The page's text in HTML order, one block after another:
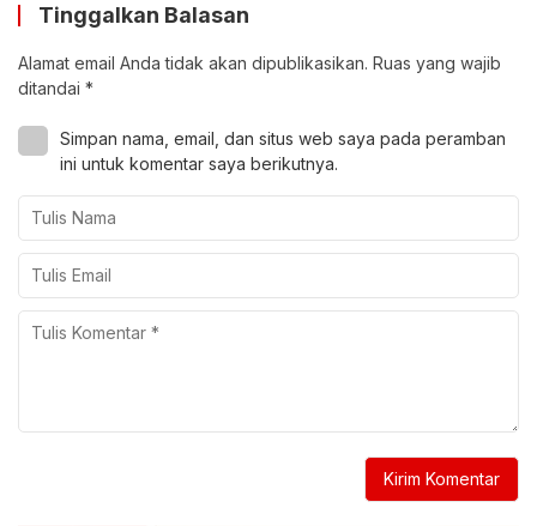
Tinggalkan Balasan
Alamat email Anda tidak akan dipublikasikan. Ruas yang wajib
ditandai *
Simpan nama, email, dan situs web saya pada peramban
ini untuk komentar saya berikutnya.